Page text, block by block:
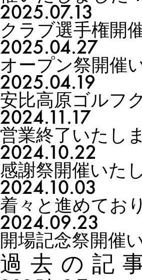
2025.07.13
クラブ選手権開
2025.04.27
オープン祭開催
2025.04.19
安比高原ゴルフ
2024.11.17
営業終了いたし
2024.10.22
感謝祭開催いた
2024.10.03
着々と進めてお
2024.09.23
開場記念祭開催
過去の記